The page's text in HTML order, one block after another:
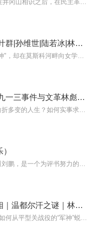
林彪的隐秘情史真相|叶群|孙维世|陆若冰|林彪晚年
解读林彪|全方位揭秘九一三事件与文革林彪集团|毛泽东与林彪关系变化、党史档案
林彪篡党夺权内幕真相｜温都尔汗之谜｜林彪九一三叛逃真相